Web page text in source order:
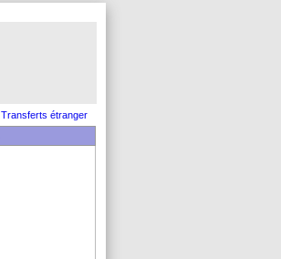
Transferts étranger